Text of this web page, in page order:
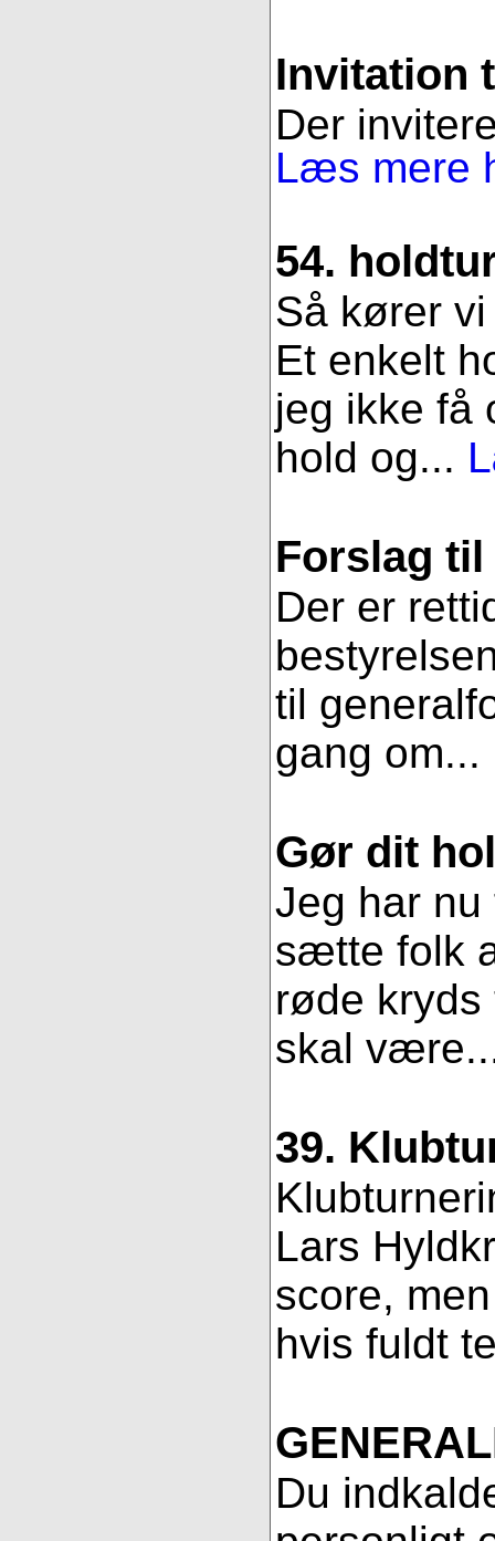
Invitation
Der
Læs mere
54.
Så kører
Et enkelt
jeg ikke få
hold og...
Forslag
Der er
til
gang om...
Gør dit
Jeg har
sætte folk
røde
skal
39.
Lars
score,
hvis fuldt
Du